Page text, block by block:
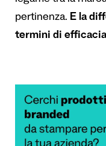
pertinenza. E la
termini di